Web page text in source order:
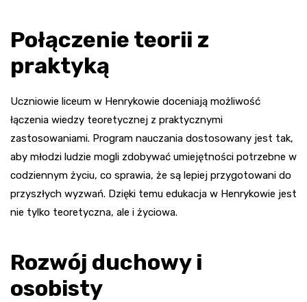
Połączenie teorii z
praktyką
Uczniowie liceum w Henrykowie doceniają możliwość
łączenia wiedzy teoretycznej z praktycznymi
zastosowaniami. Program nauczania dostosowany jest tak,
aby młodzi ludzie mogli zdobywać umiejętności potrzebne w
codziennym życiu, co sprawia, że są lepiej przygotowani do
przyszłych wyzwań. Dzięki temu edukacja w Henrykowie jest
nie tylko teoretyczna, ale i życiowa.
Rozwój duchowy i
osobisty